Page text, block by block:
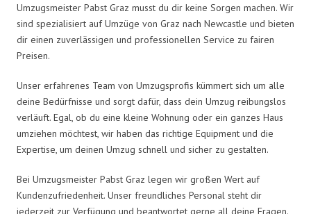
Umzugsmeister Pabst Graz musst du dir keine Sorgen machen. Wir
sind spezialisiert auf Umzüge von Graz nach Newcastle und bieten
dir einen zuverlässigen und professionellen Service zu fairen
Preisen.
Unser erfahrenes Team von Umzugsprofis kümmert sich um alle
deine Bedürfnisse und sorgt dafür, dass dein Umzug reibungslos
verläuft. Egal, ob du eine kleine Wohnung oder ein ganzes Haus
umziehen möchtest, wir haben das richtige Equipment und die
Expertise, um deinen Umzug schnell und sicher zu gestalten.
Bei Umzugsmeister Pabst Graz legen wir großen Wert auf
Kundenzufriedenheit. Unser freundliches Personal steht dir
jederzeit zur Verfügung und beantwortet gerne all deine Fragen.